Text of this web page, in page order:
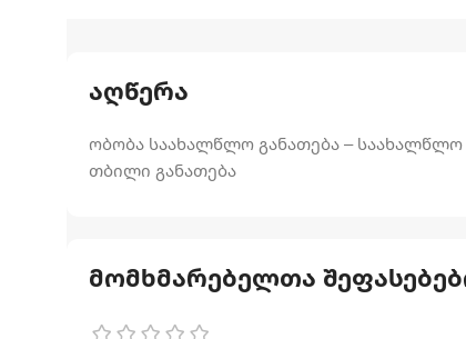
აღწერა
ობობა საახალწლო განათება – საახალწლო
თბილი განათება
მომხმარებელთა